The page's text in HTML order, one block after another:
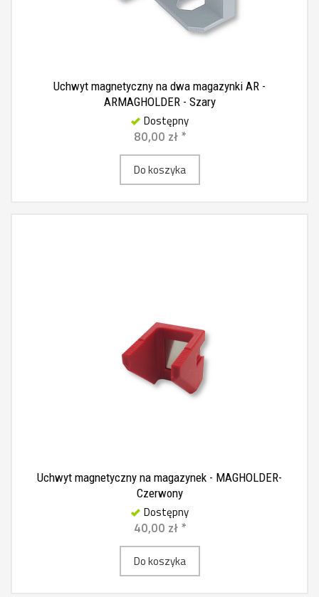
Uchwyt magnetyczny na dwa magazynki AR -
ARMAGHOLDER - Szary
Dostępny
80,00 zł *
Do koszyka
Uchwyt magnetyczny na magazynek - MAGHOLDER-
Czerwony
Dostępny
40,00 zł *
Do koszyka